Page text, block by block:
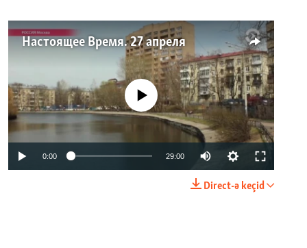
Настоящее Время. 27 апреля
No media source currently available
0:00 29:00
Direct-ə keçid